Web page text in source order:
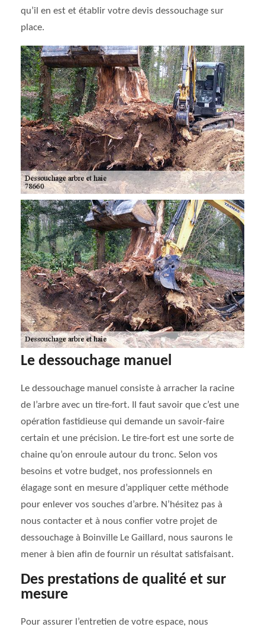
qu’il en est et établir votre devis dessouchage sur
place.
Le dessouchage manuel
Le dessouchage manuel consiste à arracher la racine
de l’arbre avec un tire-fort. Il faut savoir que c’est une
opération fastidieuse qui demande un savoir-faire
certain et une précision. Le tire-fort est une sorte de
chaine qu’on enroule autour du tronc. Selon vos
besoins et votre budget, nos professionnels en
élagage sont en mesure d’appliquer cette méthode
pour enlever vos souches d’arbre. N’hésitez pas à
nous contacter et à nous confier votre projet de
dessouchage à Boinville Le Gaillard, nous saurons le
mener à bien afin de fournir un résultat satisfaisant.
Des prestations de qualité et sur
mesure
Pour assurer l’entretien de votre espace, nous